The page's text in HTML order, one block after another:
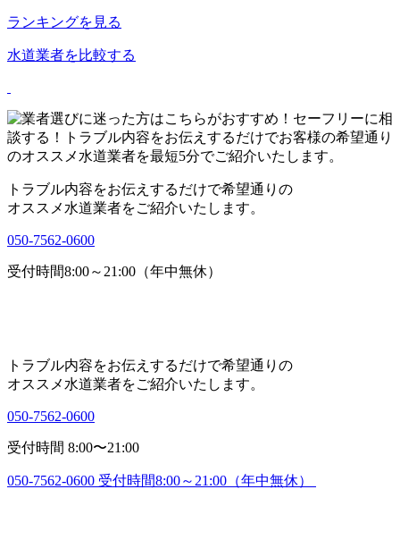
ランキングを見る
水道業者を比較する
トラブル内容をお伝えするだけで希望通りの
オススメ水道業者をご紹介いたします。
050-7562-0600
受付時間8:00～21:00（年中無休）
トラブル内容をお伝えするだけで希望通りの
オススメ水道業者をご紹介いたします。
050-7562-0600
受付時間 8:00〜21:00
050-7562-0600 受付時間8:00～21:00（年中無休）